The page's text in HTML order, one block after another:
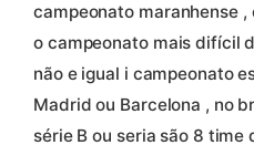
campeonato maranhense
o campeonato mais difícil
não e igual i campeonato
Madrid ou Barcelona , no
série B ou seria são 8 time